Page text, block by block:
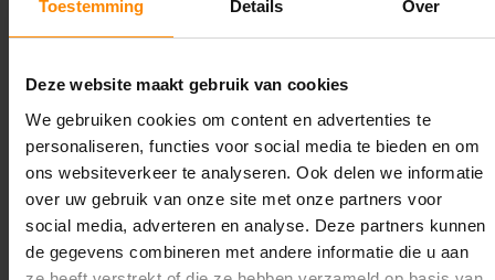
Toestemming Details Over
Deze website maakt gebruik van cookies
We gebruiken cookies om content en advertenties te
personaliseren, functies voor social media te bieden en om
ons websiteverkeer te analyseren. Ook delen we informatie
over uw gebruik van onze site met onze partners voor
social media, adverteren en analyse. Deze partners kunnen
de gegevens combineren met andere informatie die u aan
Liggerlengte:
3.600 mm
Aantal niveaus:
4
Kleur staanders: